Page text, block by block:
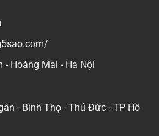
- Hoàng Mai - Hà Nội
- Bình Thọ - Thủ Đức - TP Hồ